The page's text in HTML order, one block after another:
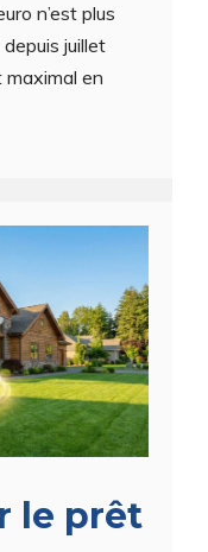
n’est plus
juillet
en
le prêt